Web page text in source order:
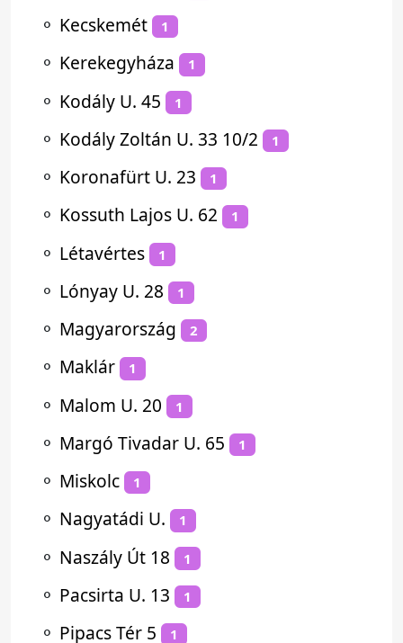
⚬ Kecskemét 1
⚬ Kerekegyháza 1
⚬ Kodály U. 45 1
⚬ Kodály Zoltán U. 33 10/2 1
⚬ Koronafürt U. 23 1
⚬ Kossuth Lajos U. 62 1
⚬ Létavértes 1
⚬ Lónyay U. 28 1
⚬ Magyarország 2
⚬ Maklár 1
⚬ Malom U. 20 1
⚬ Margó Tivadar U. 65 1
⚬ Miskolc 1
⚬ Nagyatádi U. 1
⚬ Naszály Út 18 1
⚬ Pacsirta U. 13 1
⚬ Pipacs Tér 5 1